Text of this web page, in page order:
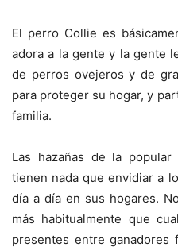
El perro Collie es
adora a la gente y la gente
de perros ovejeros y de
para proteger su hogar, y
familia.
Las hazañas de la
tienen nada que envidiar a
día a día en sus hogares.
más habitualmente que
presentes entre